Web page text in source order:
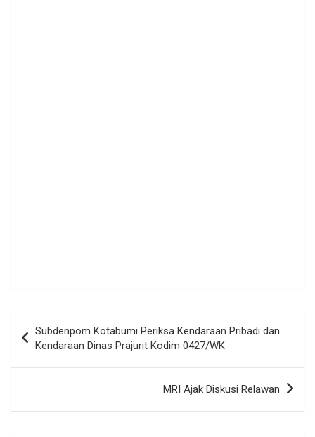
pos
Subdenpom Kotabumi Periksa Kendaraan Pribadi dan
Kendaraan Dinas Prajurit Kodim 0427/WK
MRI Ajak Diskusi Relawan